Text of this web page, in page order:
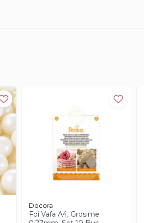
Decora
Foi Vafa A4, Grosime